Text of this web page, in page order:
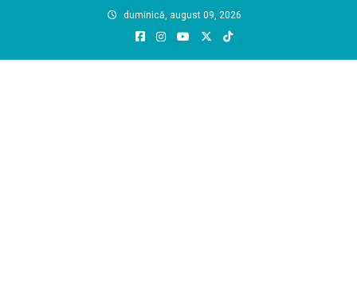
duminică, august 09, 2026